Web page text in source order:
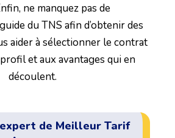
ne manquez pas de
du TNS afin d’obtenir des
aider à sélectionner le contrat
et aux avantages qui en
découlent.
de Meilleur Tarif